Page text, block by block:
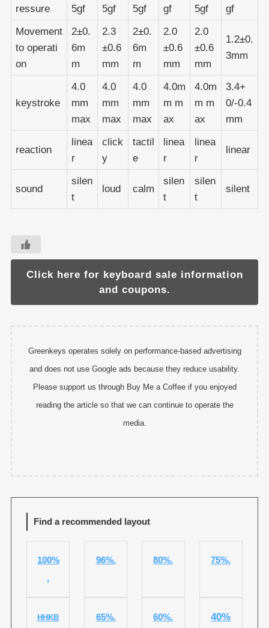
ressure 5gf 5gf 5gf gf 5gf
gf
Movement
to operati
on
2±0.
6m
m
2.3
±0.6
mm
2±0.
6m
m
2.0
±0.6
mm
2.0
±0.6
mm
1.2±0.
3mm
keystroke
4.0
mm
max
4.0
mm
max
4.0
mm
max
4.0m
m m
ax
4.0m
m m
ax
3.4+
0/-0.4
mm
reaction
linea
r
click
y
tactil
e
linea
r
linea
r
linear
sound
silen
t
loud calm
silen
t
silen
t
silent
Click here for keyboard sale information
and coupons.
Greenkeys operates solely on performance-based advertising
and does not use Google ads because they reduce usability.
Please support us through Buy Me a Coffee if you enjoyed
reading the article so that we can continue to operate the
media.
Find a recommended layout
100%
.
96%. 80%. 75%.
HHKB 65%. 60%.
40%